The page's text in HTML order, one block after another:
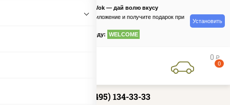
PizzaSushiWok — дай волю вкусу
Скачайте приложение и получите подарок при
по промокоду: WELCOME
Установить
0 руб
0
+7 (495) 134-33-33